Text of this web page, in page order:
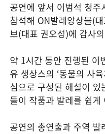
공연에 앞서 이범석 청
참석해 ON발레앙상블(
브(대표 권오성)에 감사
약 1시간 동안 진행된 이
유 생상스의 ‘동물의 사
심으로 구성된 해설이
들이 작품과 발레를 쉽
공연의 총연출과 주역 발